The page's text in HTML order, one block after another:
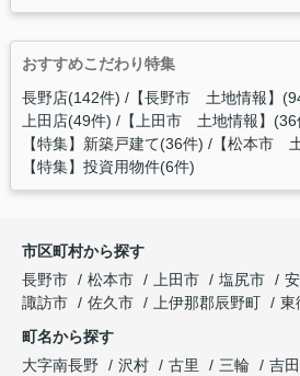
おすすめこだわり特集
長野店(142件) 【長野市 土地情報】
上田店(49件) 【上田市 土地情報】(36
【特集】新築戸建て(36件) 【松本市
【特集】投資用物件(6件)
市区町村から探す
長野市
松本市 上田市 塩尻市
諏訪市
佐久市 上伊那郡辰野町
東
町名から探す
大字南長野
沢村 古里 三輪 吉田